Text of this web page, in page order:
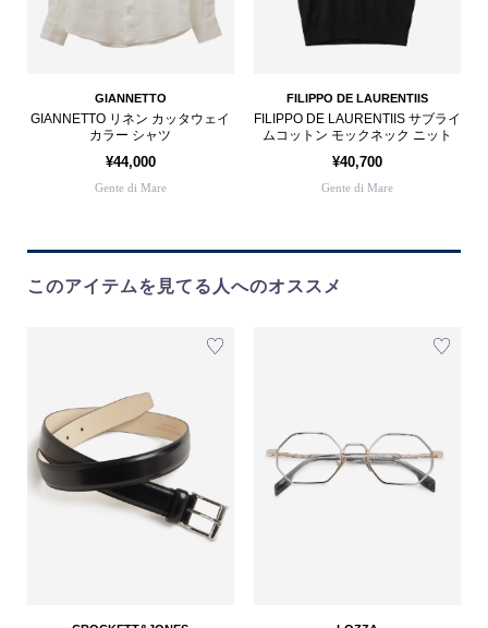
GIANNETTO
GIANNETTO リネン カッタウェイ
カラー シャツ
¥44,000
Gente di Mare
FILIPPO DE LAURENTIIS
FILIPPO DE LAURENTIIS サブライ
ムコットン モックネック ニット
¥40,700
Gente di Mare
このアイテムを見てる人へのオススメ